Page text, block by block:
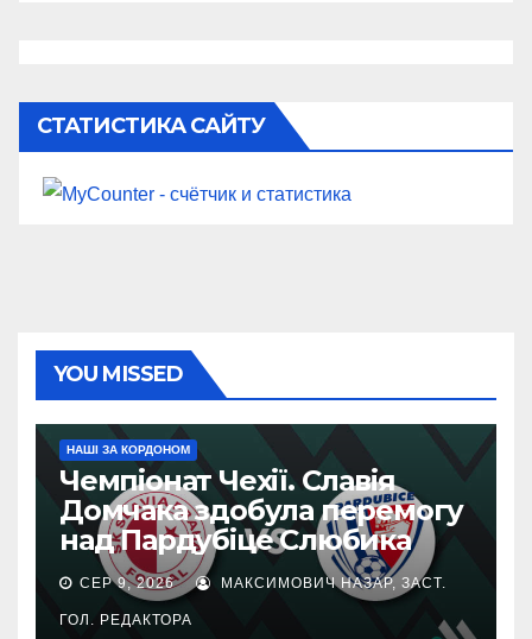
СТАТИСТИКА САЙТУ
YOU MISSED
НАШІ ЗА КОРДОНОМ
Чемпіонат Чехії. Славія
Домчака здобула перемогу
над Пардубіце Слюбика
СЕР 9, 2026 МАКСИМОВИЧ НАЗАР, ЗАСТ.
ГОЛ. РЕДАКТОРА